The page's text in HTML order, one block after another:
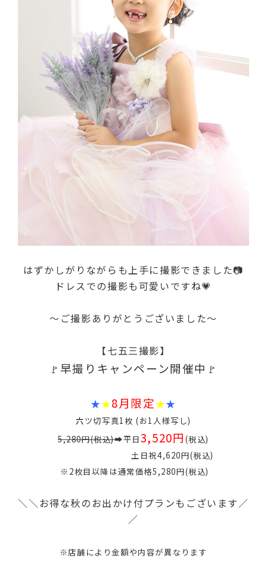
はずかしがりながらも上手に撮影できました📷
ドレスでの撮影も可愛いですね💗
～ご撮影ありがとうございました～
【七五三撮影】
🚩 早撮りキャンペーン開催中 🚩
★★8月限定★★
六ツ切写真1枚 (お1人様写し)
5,280円(税込)➡平日3,520円 (税込)
土日祝4,620円(税込)
※2枚目以降は通常価格5,280円(税込)
＼＼お得な秋のお出かけ付プランもございます／
／
※店舗により金額や内容が異なります